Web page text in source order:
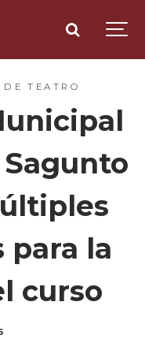
TEATRO
para la
curso